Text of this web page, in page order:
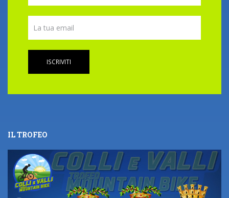
ISCRIVITI
IL TROFEO